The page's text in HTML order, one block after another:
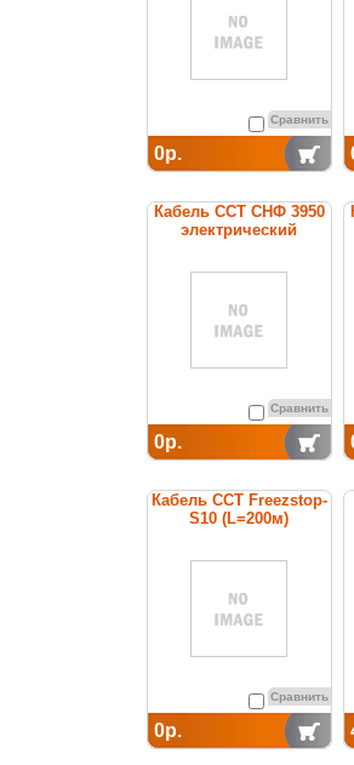
Сравнить
0р.
Кабель ССТ СНФ 3950
электрический
Сравнить
0р.
Кабель ССТ Freezstop-
S10 (L=200м)
Сравнить
0р.